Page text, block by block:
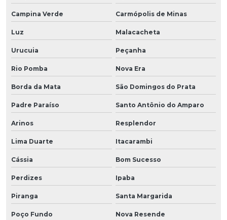
Campina Verde Carmópolis de Minas
Luz Malacacheta
Urucuia Peçanha
Rio Pomba Nova Era
Borda da Mata São Domingos do Prata
Padre Paraíso Santo Antônio do Amparo
Arinos Resplendor
Lima Duarte Itacarambi
Cássia Bom Sucesso
Perdizes Ipaba
Piranga Santa Margarida
Poço Fundo Nova Resende